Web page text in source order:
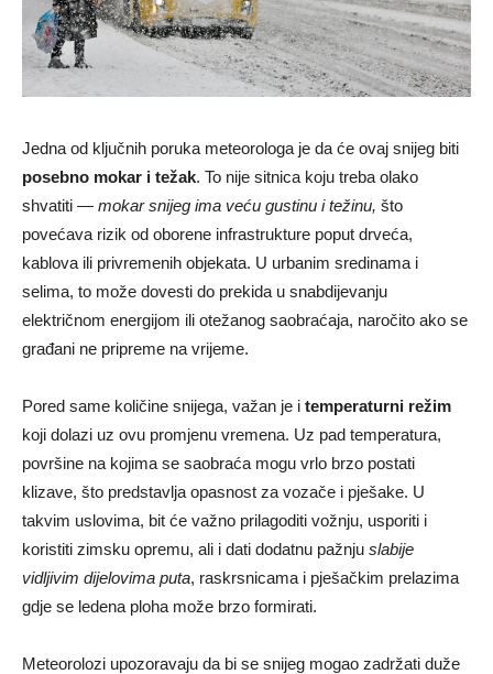
Jedna od ključnih poruka meteorologa je da će ovaj snijeg biti
posebno mokar i težak. To nije sitnica koju treba olako
shvatiti — mokar snijeg ima veću gustinu i težinu, što
povećava rizik od oborene infrastrukture poput drveća,
kablova ili privremenih objekata. U urbanim sredinama i
selima, to može dovesti do prekida u snabdijevanju
električnom energijom ili otežanog saobraćaja, naročito ako se
građani ne pripreme na vrijeme.
Pored same količine snijega, važan je i temperaturni režim
koji dolazi uz ovu promjenu vremena. Uz pad temperatura,
površine na kojima se saobraća mogu vrlo brzo postati
klizave, što predstavlja opasnost za vozače i pješake. U
takvim uslovima, bit će važno prilagoditi vožnju, usporiti i
koristiti zimsku opremu, ali i dati dodatnu pažnju slabije
vidljivim dijelovima puta, raskrsnicama i pješačkim prelazima
gdje se ledena ploha može brzo formirati.
Meteorolozi upozoravaju da bi se snijeg mogao zadržati duže